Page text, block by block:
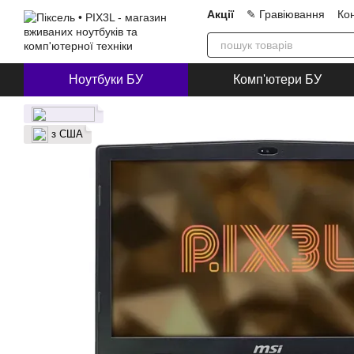
Перейти до основного контенту Акції ✎ Гравіювання
Про нас
Блог
Ноутбуки БУ Комп'ютери БУ
з США